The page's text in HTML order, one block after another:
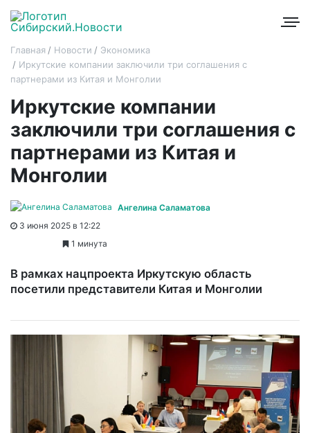
Главная Новости
Экономика
Иркутские компании заключили три соглашения с
партнерами из Китая и Монголии
Иркутские компании
заключили три соглашения с
партнерами из Китая и
Монголии
Ангелина Саламатова
3 июня 2025 в 12:22
1 минута
В рамках нацпроекта Иркутскую область
посетили представители Китая и Монголии